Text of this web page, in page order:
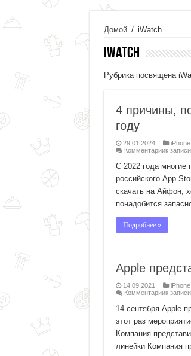
Домой / iWatch
iWatch
Рубрика посвящена
4 причины,
году
29.01.2024 iPhone,
Комментариик
С 2022 года многие
российского App
скачать на Айфон,
понадобится
Подробнее »
Apple
14.09.2021 iPhone,
Комментариик
14 сентября Apple
этот раз
Компания
линейки Компания